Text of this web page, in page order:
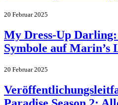
20 Februar 2025
My Dress-Up Darling:
Symbole auf Marin’s
20 Februar 2025